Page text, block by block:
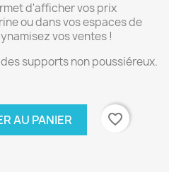
d'afficher vos prix
ou dans vos espaces de
vos ventes !
supports non poussiéreux.
AU PANIER
favorite_border